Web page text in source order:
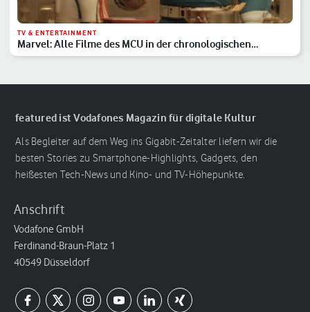
TV & ENTERTAINMENT
Marvel: Alle Filme des MCU in der chronologischen
Reihenfolge
featured ist Vodafones Magazin für digitale Kultur
Als Begleiter auf dem Weg ins Gigabit-Zeitalter liefern wir die
besten Stories zu Smartphone-Highlights, Gadgets, den
heißesten Tech-News und Kino- und TV-Höhepunkte.
Anschrift
Vodafone GmbH
Ferdinand-Braun-Platz 1
40549 Düsseldorf